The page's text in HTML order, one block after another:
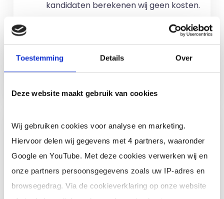
Toestemming Details Over
Deze website maakt gebruik van cookies
Wij gebruiken cookies voor analyse en marketing.
Hiervoor delen wij gegevens met 4 partners, waaronder
Google en YouTube. Met deze cookies verwerken wij en
onze partners persoonsgegevens zoals uw IP-adres en
browsegedrag. Via de cookieverklaring op onze website
kandidaten berekenen wij geen kosten.
alleen gemaakt als een professional
voor u aan de slag gaat.
Ik ben een interim,
freelance of ZZP
professional (of ik wil in
loondienst)
Je schrijft je in door jouw cv te